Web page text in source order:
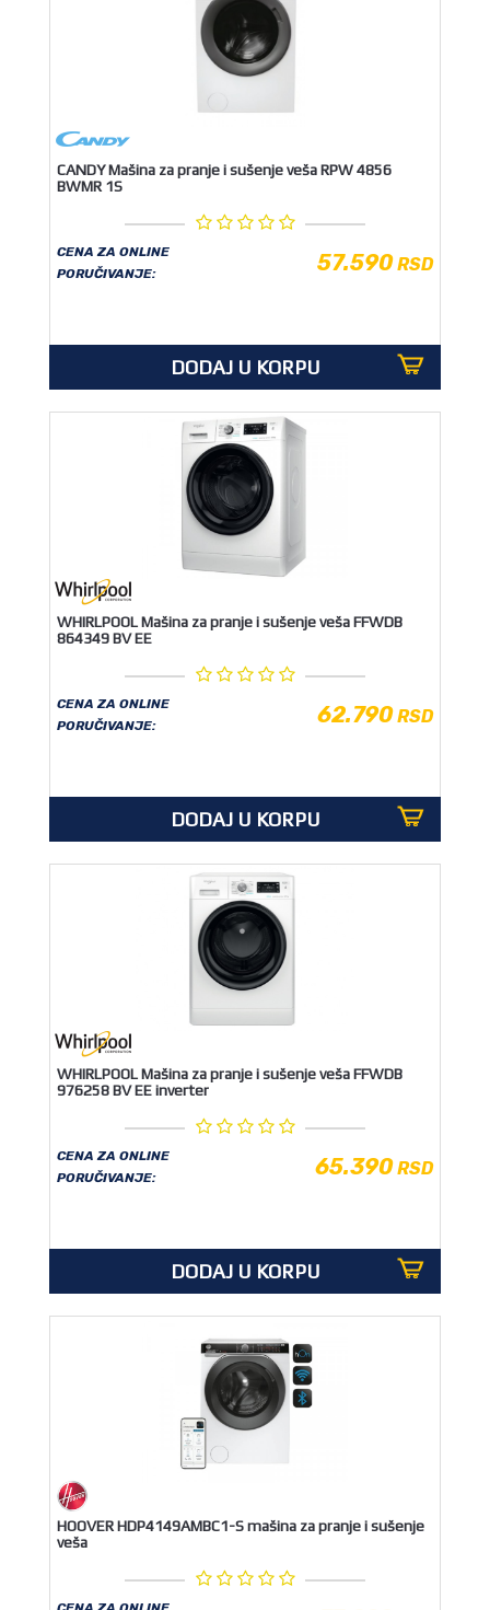
CANDY Mašina za pranje i sušenje veša RPW 4856
BWMR 1S
CENA ZA ONLINE
PORUČIVANJE:
57.590RSD
DODAJ U KORPU
WHIRLPOOL Mašina za pranje i sušenje veša FFWDB
864349 BV EE
CENA ZA ONLINE
PORUČIVANJE:
62.790RSD
DODAJ U KORPU
WHIRLPOOL Mašina za pranje i sušenje veša FFWDB
976258 BV EE inverter
CENA ZA ONLINE
PORUČIVANJE:
65.390RSD
DODAJ U KORPU
HOOVER HDP4149AMBC1-S mašina za pranje i sušenje
veša